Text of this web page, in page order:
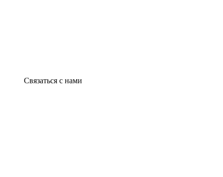
Связаться с нами